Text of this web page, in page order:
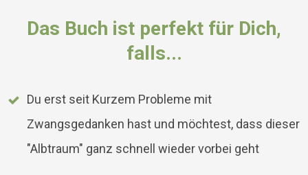
Das Buch ist perfekt für Dich,
falls...
Du erst seit Kurzem Probleme mit
Zwangsgedanken hast und möchtest, dass dieser
"Albtraum" ganz schnell wieder vorbei geht